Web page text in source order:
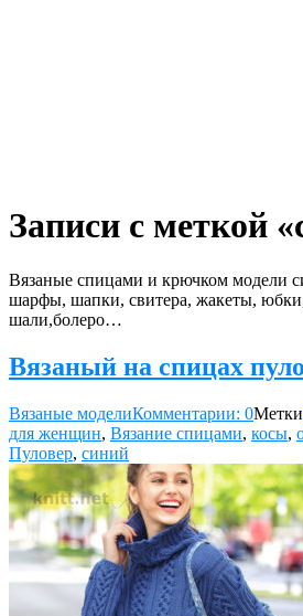
Записи с меткой
Вязаные спицами и крючком модели
шарфы, шапки, свитера, жакеты,
шали,болеро…
Вязаный на спицах
Вязаные моделиКомментарии: 0
для женщин, Вязание спицами, косы,
Пуловер, синий